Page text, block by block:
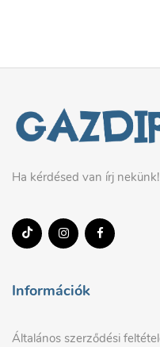
Ha kérdésed van írj nekünk!
Információk
Általános szerződési